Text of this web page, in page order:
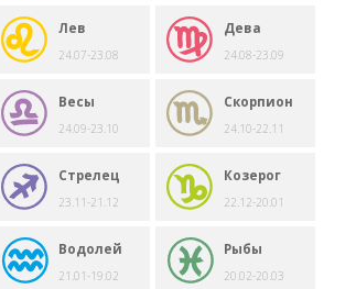
Лев
24.07-23.08
Дева
24.08-23.09
Весы
24.09-23.10
Скорпион
24.10-22.11
Стрелец
23.11-21.12
Козерог
22.12-20.01
Водолей
21.01-19.02
Рыбы
20.02-20.03